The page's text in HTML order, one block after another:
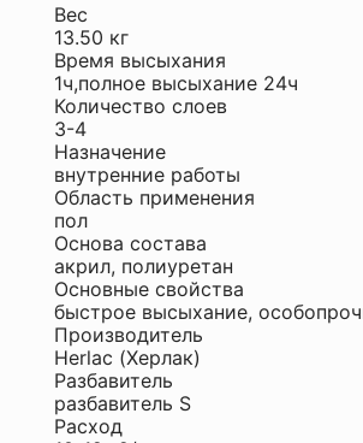
Вес
13.50 кг
Время высыхания
1ч,полное высыхание 24ч
Количество слоев
3-4
Назначение
внутренние работы
Область применения
пол
Основа состава
акрил, полиуретан
Основные свойства
быстрое высыхание,
Производитель
Herlac (Херлак)
Разбавитель
разбавитель S
Расход
оценка
—
Ваше
имя
—
Комментарий